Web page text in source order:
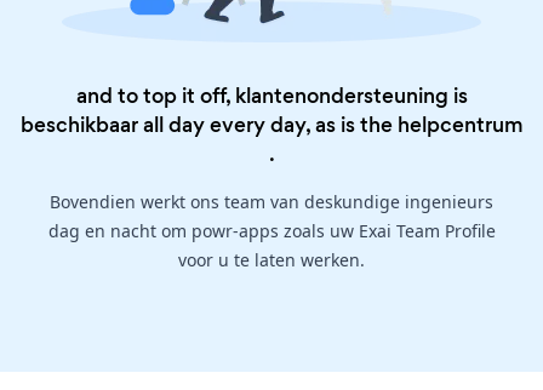
and to top it off, klantenondersteuning is
beschikbaar all day every day, as is the helpcentrum
.
Bovendien werkt ons team van deskundige ingenieurs
dag en nacht om powr-apps zoals uw Exai Team Profile
voor u te laten werken.